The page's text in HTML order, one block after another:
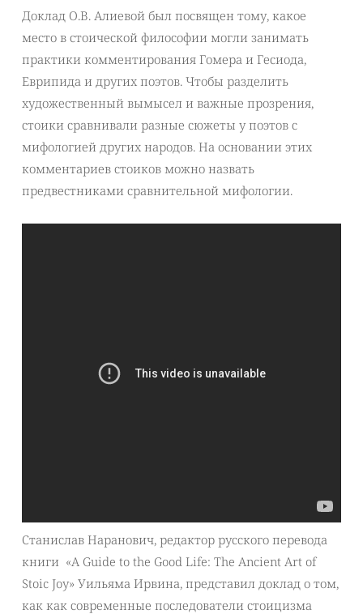
Доклад О.В. Алиевой был посвящен тому, какое
место в стоической философии могли занимать
практики комментирования Гомера и Гесиода,
Еврипида и других поэтов. Чтобы разделить
художественный вымысел и важные прозрения,
стоики сравнивали разные сюжеты у поэтов с
мифологией других народов. На основании этих
комментариев стоиков можно назвать
предвестниками сравнительной мифологии.
Станислав Наранович, редактор русского перевода
книги «A Guide to the Good Life: The Ancient Art of
Stoic Joy» Уильяма Ирвина, представил доклад о том,
как как современные последователи стоицизма